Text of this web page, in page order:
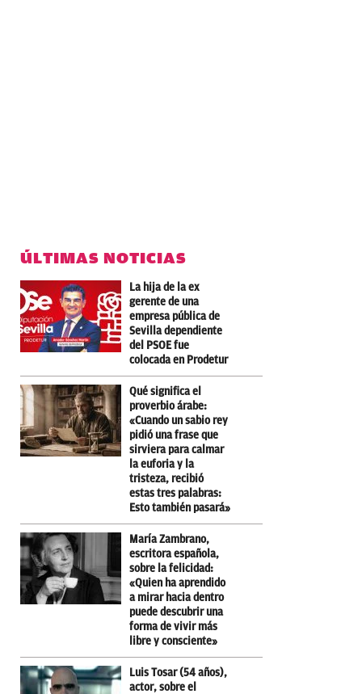
ÚLTIMAS NOTICIAS
La hija de la ex
gerente de una
empresa pública de
Sevilla dependiente
del PSOE fue
colocada en Prodetur
Qué significa el
proverbio árabe:
«Cuando un sabio rey
pidió una frase que
sirviera para calmar
la euforia y la
tristeza, recibió
estas tres palabras:
Esto también pasará»
María Zambrano,
escritora española,
sobre la felicidad:
«Quien ha aprendido
a mirar hacia dentro
puede descubrir una
forma de vivir más
libre y consciente»
Luis Tosar (54 años),
actor, sobre el